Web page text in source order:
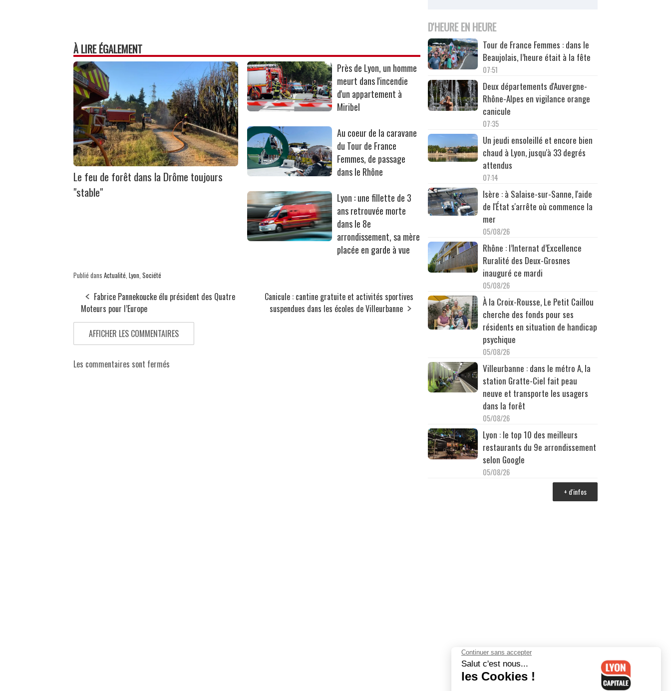
À LIRE ÉGALEMENT
Le feu de forêt dans la Drôme toujours
"stable"
Près de Lyon, un homme
meurt dans l'incendie
d'un appartement à
Miribel
Au coeur de la caravane
du Tour de France
Femmes, de passage
dans le Rhône
Lyon : une fillette de 3
ans retrouvée morte
dans le 8e
arrondissement, sa mère
placée en garde à vue
Publié dans Actualité, Lyon, Société
Fabrice Pannekoucke élu président des Quatre
Moteurs pour l’Europe
Canicule : cantine gratuite et activités sportives
suspendues dans les écoles de Villeurbanne
AFFICHER LES COMMENTAIRES
Les commentaires sont fermés
D'HEURE EN HEURE
Tour de France Femmes : dans le
Beaujolais, l’heure était à la fête
07:51
Deux départements d'Auvergne-
Rhône-Alpes en vigilance orange
canicule
07:35
Un jeudi ensoleillé et encore bien
chaud à Lyon, jusqu'à 33 degrés
attendus
07:14
Isère : à Salaise-sur-Sanne, l'aide
de l'État s'arrête où commence la
mer
05/08/26
Rhône : l’Internat d’Excellence
Ruralité des Deux-Grosnes
inauguré ce mardi
05/08/26
À la Croix-Rousse, Le Petit Caillou
cherche des fonds pour ses
résidents en situation de handicap
psychique
05/08/26
Villeurbanne : dans le métro A, la
station Gratte-Ciel fait peau
neuve et transporte les usagers
dans la forêt
05/08/26
Lyon : le top 10 des meilleurs
restaurants du 9e arrondissement
selon Google
05/08/26
+ d'infos